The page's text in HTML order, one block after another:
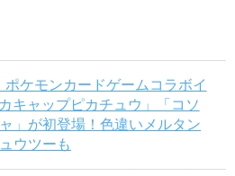
ポケモンカードゲームコラボイ
キャップピカチュウ」「コソ
」が初登場！色違いメルタン
ウツーも